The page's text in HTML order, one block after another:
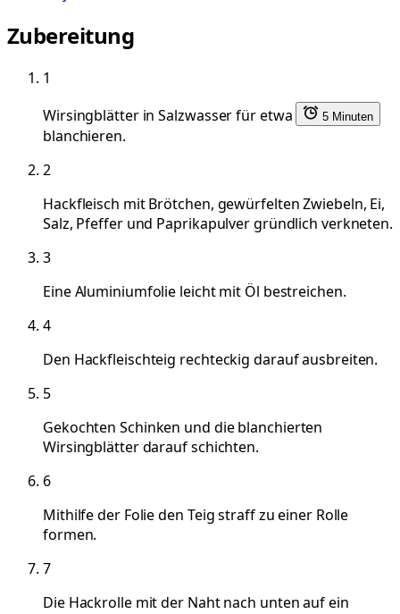
Zubereitung
1
Wirsingblätter in Salzwasser für etwa
5 Minuten
blanchieren.
2
Hackfleisch mit Brötchen, gewürfelten Zwiebeln, Ei,
Salz, Pfeffer und Paprikapulver gründlich verkneten.
3
Eine Aluminiumfolie leicht mit Öl bestreichen.
4
Den Hackfleischteig rechteckig darauf ausbreiten.
5
Gekochten Schinken und die blanchierten
Wirsingblätter darauf schichten.
6
Mithilfe der Folie den Teig straff zu einer Rolle
formen.
7
Die Hackrolle mit der Naht nach unten auf ein